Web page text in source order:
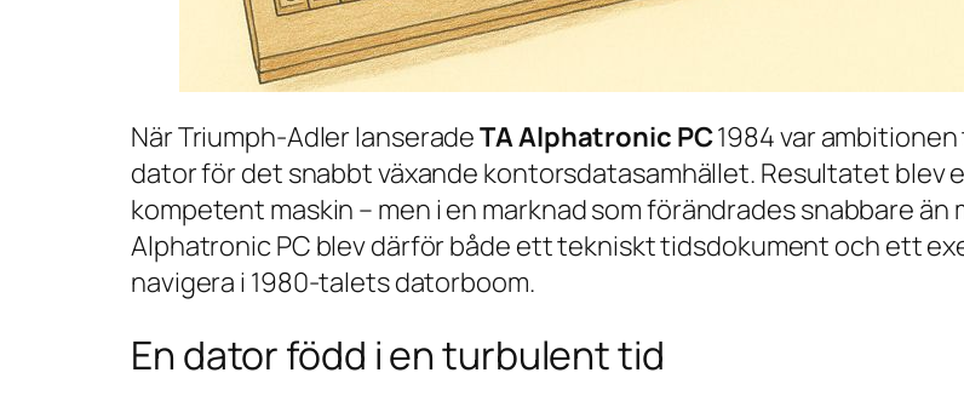
När Triumph-Adler lanseradeTA Alphatronic PC1984 var
dator för det snabbt växande kontorsdatasamhället. Resultatet blev
kompetent maskin – men i en marknad som förändrades snabbare än
Alphatronic PC blev därför både ett tekniskt tidsdokument och ett
navigera i 1980-talets datorboom.
En dator född i en turbulent tid